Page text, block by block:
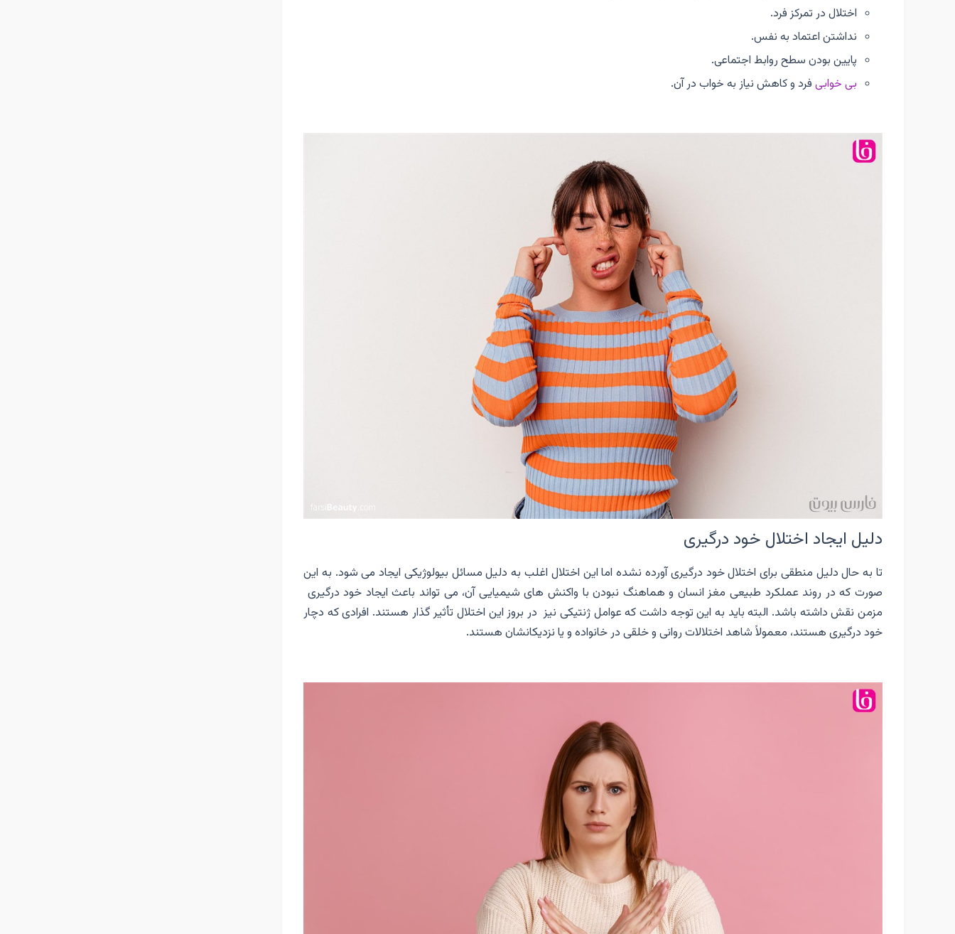
اختلال در تمرکز فرد.
نداشتن اعتماد به نفس.
پایین بودن سطح روابط اجتماعی.
بی خوابی فرد و کاهش نیاز به خواب در آن.
دلیل ایجاد اختلال خود درگیری
تا به حال دلیل منطقی برای اختلال خود درگیری آورده نشده اما این اختلال اغلب به دلیل مسائل بیولوژیکی ایجاد می شود. به این
صورت که در روند عملکرد طبیعی مغز انسان و هماهنگ نبودن با واکنش های شیمیایی آن، می تواند باعث ایجاد خود درگیری
مزمن نقش داشته باشد. البته باید به این توجه داشت که عوامل ژنتیکی نیز در بروز این اختلال تأثیر گذار هستند. افرادی که دچار
خود درگیری هستند، معمولاً شاهد اختلالات روانی و خلقی در خانواده و یا نزدیکانشان هستند.